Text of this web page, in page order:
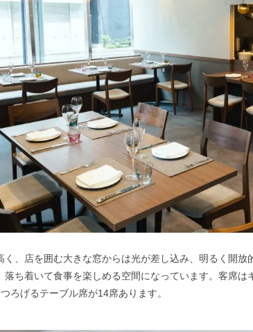
く、店を囲む大きな窓からは光が差し込み、明るく開
落ち着いて食事を楽しめる空間になっています。客席
ろげるテーブル席が14席あります。